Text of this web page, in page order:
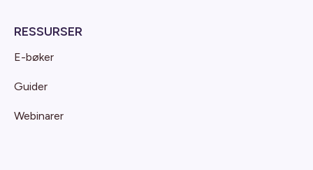
RESSURSER
E-bøker
Guider
Webinarer